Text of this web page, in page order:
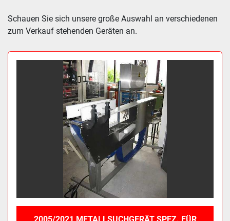
Schauen Sie sich unsere große Auswahl an verschiedenen
zum Verkauf stehenden Geräten an.
2005/2021 METALLSUCHGERÄT SPEZ. FÜR